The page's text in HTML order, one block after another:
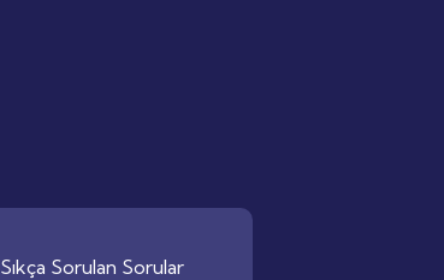
Sıkça Sorulan Sorular